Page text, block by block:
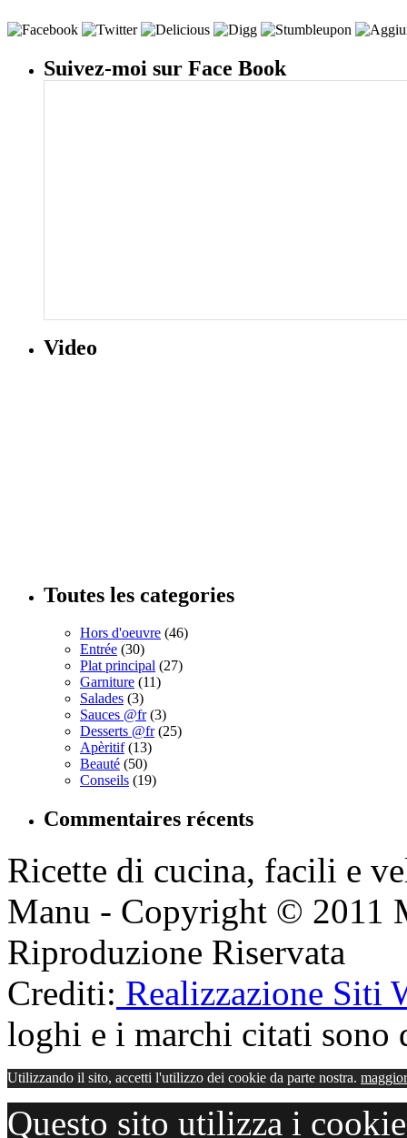
Suivez-moi sur Face Book
Video
Toutes les categories
Hors d'oeuvre (46)
Entrée (30)
Plat principal (27)
Garniture (11)
Salades (3)
Sauces @fr(3)
Desserts @fr(25)
Apèritif(13)
Beauté (50)
Conseils (19)
Commentaires récents
Ricette di cucina, facili e
Manu - Copyright © 2011
Riproduzione Riservata
Crediti: Realizzazione Siti
loghi e i marchi citati
Utilizzando il sito, accetti l'utilizzo dei cookie da parte nostra.
Questo sito utilizza i